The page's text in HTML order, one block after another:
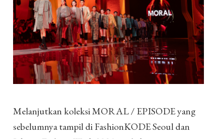
Melanjutkan koleksi MORAL / EPISODE yang
sebelumnya tampil di FashionKODE Seoul dan